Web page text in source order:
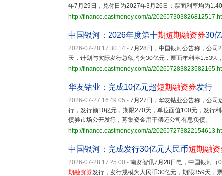
年7月29日，兑付日为2027年3月26日；票面利率均为
http://finance.eastmoney.com/a/
中国银河：2026年度第十期短期融资券30
2026-07-28 17:30:14 - 7月28日，中国银河公告称，公司
天，计划与实际发行总额均为30亿元，票面年利率
http://finance.eastmoney.com/a/
华友钴业：完成10亿元超短期融资券发行
2026-07-27 16:49:05 - 7月27日，华友钴业公告称，公司
行，发行额10亿元，期限270天，单位面值100元，发行
债券市场公开发行，募集资金用于偿还公司有息负债。
http://finance.eastmoney.com/a/
中国银河：完成发行30亿元人民币短期融资
2026-07-28 17:25:00 - 南财智讯7月28日电，中国银河（
期融资券发行，发行规模为人民币30亿元，期限359天，